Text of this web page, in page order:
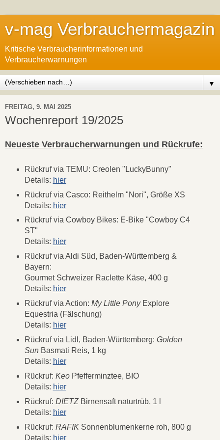
v-mag Verbrauchermagazin
Kritische Verbraucherinformationen und
Verbraucherwarnungen
▼
FREITAG, 9. MAI 2025
Wochenreport 19/2025
Neueste Verbraucherwarnungen und Rückrufe:
Rückruf via TEMU: Creolen "LuckyBunny"
Details: hier
Rückruf via Casco: Reithelm "Nori", Größe XS
Details: hier
Rückruf via Cowboy Bikes: E-Bike "Cowboy C4
ST"
Details: hier
Rückruf via Aldi Süd, Baden-Württemberg &
Bayern:
Gourmet Schweizer Raclette Käse, 400 g
Details: hier
Rückruf via Action: My Little PonyExplore
Equestria (Fälschung)
Details: hier
Rückruf via Lidl, Baden-Württemberg: Golden
SunBasmati Reis, 1 kg
Details: hier
Rückruf: KeoPfefferminztee, BIO
Details: hier
Rückruf: DIETZBirnensaft naturtrüb, 1 l
Details: hier
Rückruf: RAFIKSonnenblumenkerne roh, 800 g
Details: hier